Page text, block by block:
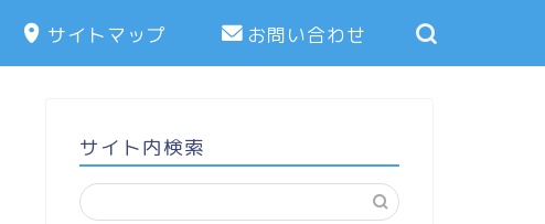
サイトマップ お問い合わせ
サイト内検索